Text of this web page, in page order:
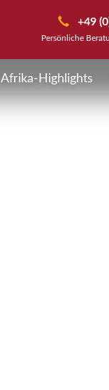
+49
Persönliche
Afrika-Highlights